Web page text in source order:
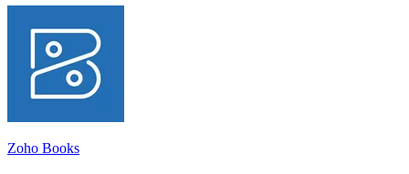
Zoho Books